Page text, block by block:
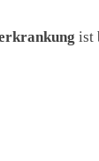
ist